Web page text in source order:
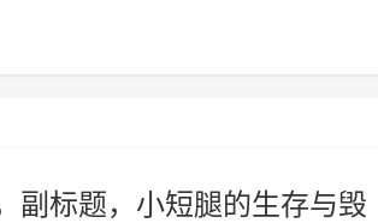
副标题，小短腿的生存与毁